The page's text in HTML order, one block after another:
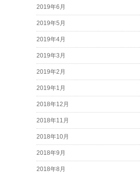
2019年6月
2019年5月
2019年4月
2019年3月
2019年2月
2019年1月
2018年12月
2018年11月
2018年10月
2018年9月
2018年8月